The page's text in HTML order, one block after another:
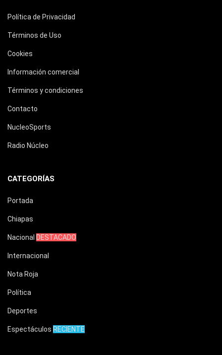
Política de Privacidad
Términos de Uso
Cookies
Información comercial
Términos y condiciones
Contacto
NucleoSports
Radio Núcleo
CATEGORÍAS
Portada
Chiapas
Nacional DESTACADO
Internacional
Nota Roja
Política
Deportes
Espectáculos RECIENTE